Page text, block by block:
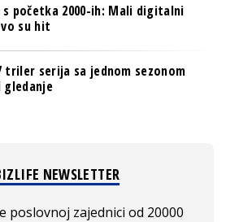
s početka 2000-ih: Mali digitalni
su hit
triler serija sa jednom sezonom
gledanje
NEWSLETTER
poslovnoj zajednici od 20000